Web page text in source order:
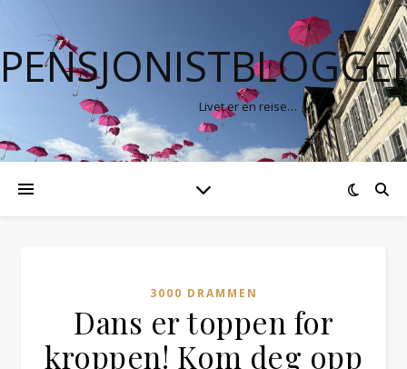
Livet er en reise…
3000 DRAMMEN
Dans er toppen for
kroppen! Kom deg opp